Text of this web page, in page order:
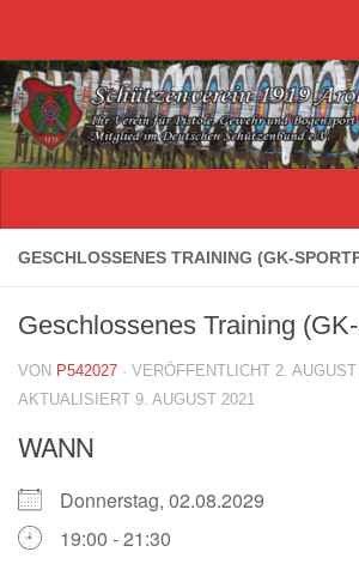
GESCHLOSSENES TRAINING (GK-
Geschlossenes Training
VON P542027 · VERÖFFENTLICHT 2.
AKTUALISIERT 9. AUGUST 2021
WANN
Donnerstag, 02.08.2029
19:00 - 21:30